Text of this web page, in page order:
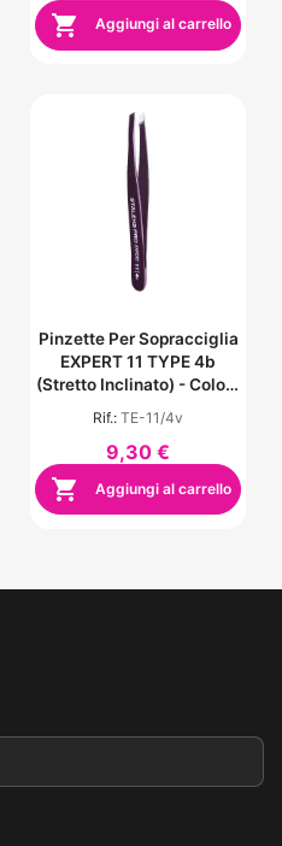
 Aggiungi al carrello
Pinzette Per Sopracciglia
EXPERT 11 TYPE 4b
(stretto Inclinato) - Colore
Viola
Rif.: TE-11/4v
9,30 €
 Aggiungi al carrello